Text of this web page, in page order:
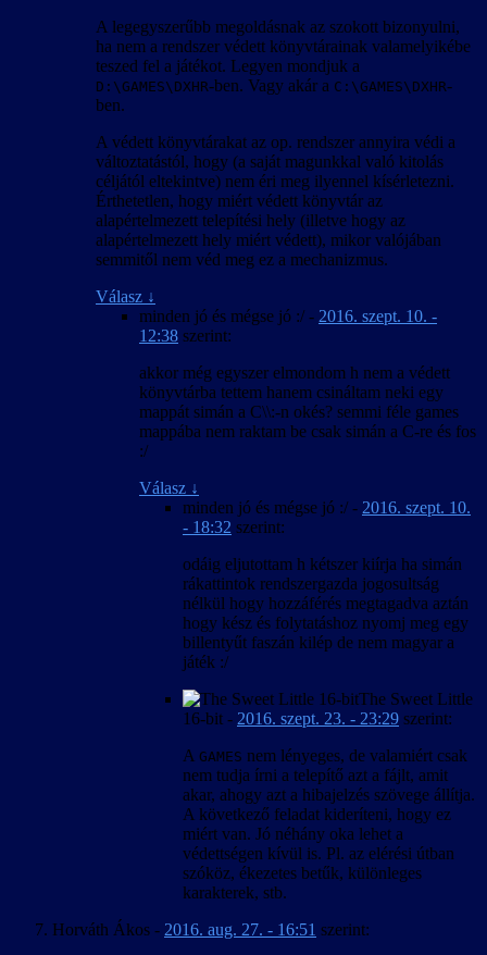
A legegyszerűbb megoldásnak az szokott bizonyulni,
ha nem a rendszer védett könyvtárainak valamelyikébe
teszed fel a játékot. Legyen mondjuk a
D:\GAMES\DXHR-ben. Vagy akár a C:\GAMES\DXHR-
ben.
A védett könyvtárakat az op. rendszer annyira védi a
változtatástól, hogy (a saját magunkkal való kitolás
céljától eltekintve) nem éri meg ilyennel kísérletezni.
Érthetetlen, hogy miért védett könyvtár az
alapértelmezett telepítési hely (illetve hogy az
alapértelmezett hely miért védett), mikor valójában
semmitől nem véd meg ez a mechanizmus.
Válasz ↓
minden jó és mégse jó :/ - 2016. szept. 10. -
12:38 szerint:
akkor még egyszer elmondom h nem a védett
könyvtárba tettem hanem csináltam neki egy
mappát simán a C\\:-n okés? semmi féle games
mappába nem raktam be csak simán a C-re és fos
:/
Válasz ↓
minden jó és mégse jó :/ - 2016. szept. 10.
- 18:32 szerint:
odáig eljutottam h kétszer kiírja ha simán
rákattintok rendszergazda jogosultság
nélkül hogy hozzáférés megtagadva aztán
hogy kész és folytatáshoz nyomj meg egy
billentyűt faszán kilép de nem magyar a
játék :/
The Sweet Little
16-bit - 2016. szept. 23. - 23:29 szerint:
A GAMES nem lényeges, de valamiért csak
nem tudja írni a telepítő azt a fájlt, amit
akar, ahogy azt a hibajelzés szövege állítja.
A következő feladat kideríteni, hogy ez
miért van. Jó néhány oka lehet a
védettségen kívül is. Pl. az elérési útban
szóköz, ékezetes betűk, különleges
karakterek, stb.
Horváth Ákos - 2016. aug. 27. - 16:51 szerint: